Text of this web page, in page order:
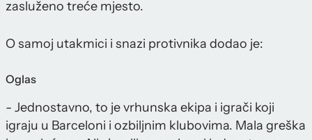
zasluženo treće mjesto.
O samoj utakmici i snazi protivnika dodao je:
Oglas
- Jednostavno, to je vrhunska ekipa i igrači koji
igraju u Barceloni i ozbiljnim klubovima. Mala greška